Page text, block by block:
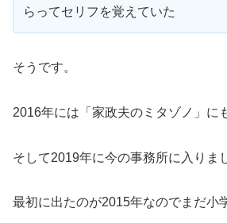
らってセリフを覚えていた
そうです。
2016年には「家政夫のミタゾノ」に
そして2019年に今の事務所に入りま
最初に出たのが2015年なのでまだ小